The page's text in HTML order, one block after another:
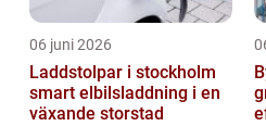
06 juni 2026
Laddstolpar i stockholm
smart elbilsladdning i en
växande storstad